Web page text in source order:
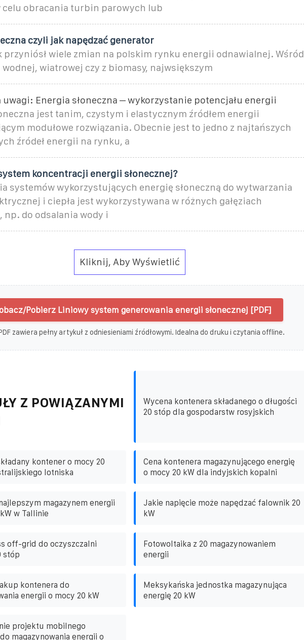
celu obracania turbin parowych lub
czyli jak napędzać generator
przyniósł wiele zmian na polskim rynku energii odnawialnej. Wśród
wiatrowej czy z biomasy, najwsiększym
uwagi: Energia słoneczna – wykorzystanie potencjału energii
jest tanim, czystym i elastycznym źródłem energii
modułowe rozwiązania. Obecnie jest to jedno z najtańszych
źródeł energii na rynku, a
koncentracji energii słonecznej?
systemów wykorzystujących energię słoneczną do wytwarzania
i ciepła jest wykorzystywana w różnych gałęziach
np. do odsalania wody i
Kliknij, Aby Wyświetlić
Pobierz Liniowy system generowania energii słonecznej [PDF]
zawiera pełny artykuł z odniesieniami źródłowymi. Idealna do druku i czytania offline.
Z POWIĄZANYMI
Wycena kontenera składanego o długości
20 stóp dla gospodarstw rosyjskich
kontener o mocy 20
lotniska
Cena kontenera magazynującego energię
o mocy 20 kW dla indyjskich kopalni
magazynem energii
w Tallinie
Jakie napięcie może napędzać falownik 20
kW
off-grid do oczyszczalni
stóp
Fotowoltaika z 20 magazynowaniem
energii
kontenera do
energii o mocy 20 kW
Meksykańska jednostka magazynująca
energię 20 kW
projektu mobilnego
magazynowania energii o